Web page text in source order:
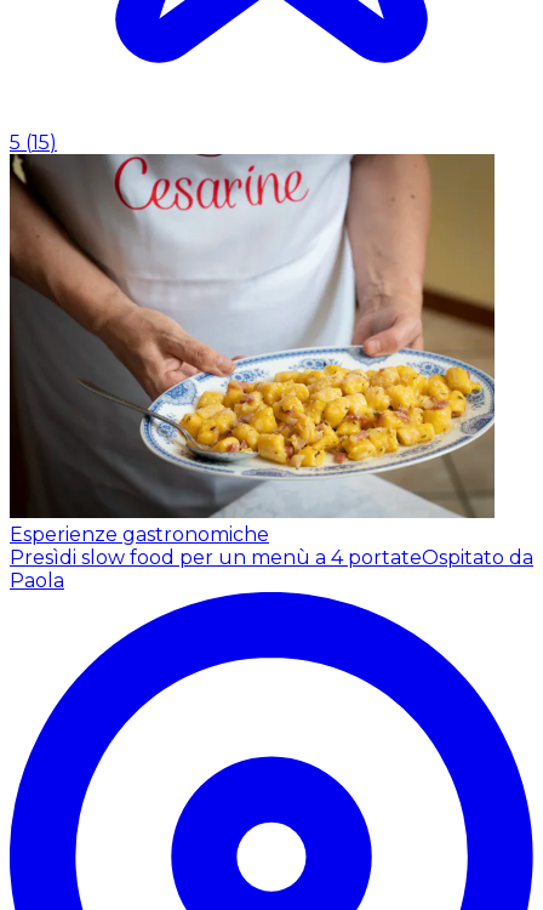
5 (15)
Esperienze gastronomiche
Presìdi slow food per un menù a 4 portateOspitato da
Paola